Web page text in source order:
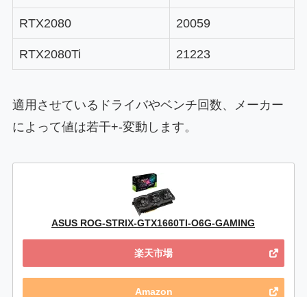
RTX2080 20059
RTX2080Ti 21223
適用させているドライバやベンチ回数、メーカー
によって値は若干+-変動します。
ASUS ROG-STRIX-GTX1660TI-O6G-GAMING
楽天市場
Amazon